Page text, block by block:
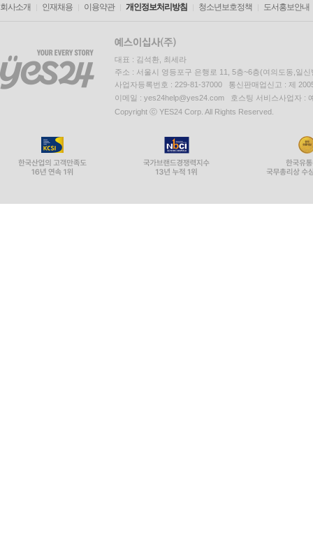
회사소개 인재채용 이용약관 개인정보처리방침 청소년보호정책 도서홍보안내
대표 : 김석환, 최세라
주소 : 서울시 영등포구 은행로 11, 5층~6층(여의도동,일신
사업자등록번호 : 229-81-37000 통신판매업신고 : 제
이메일 : yes24help@yes24.com 호스팅 서비스사업자 :
Copyright ⓒ YES24 Corp. All Rights Reserved.